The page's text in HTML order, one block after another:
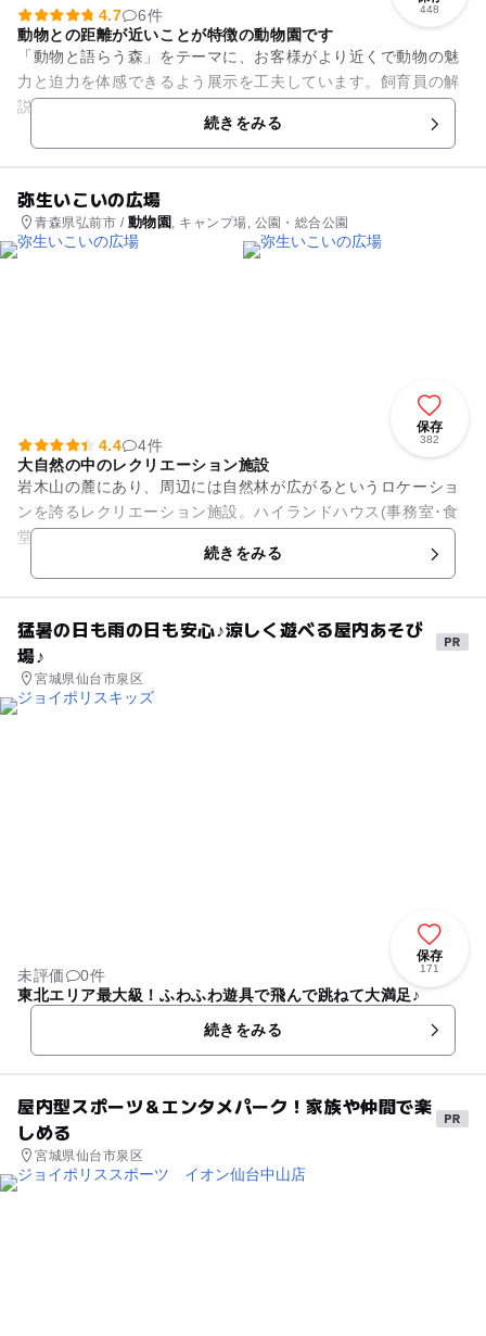
448
4.7
6件
動物との距離が近いことが特徴の動物園です
「動物と語らう森」をテーマに、お客様がより近くで動物の魅
力と迫力を体感できるよう展示を工夫しています。飼育員の解
説付きで動物たちの食事風景を見ることができる「まんまタイ
ム」や、間近でエサをあげら...続きをみる
弥生いこいの広場
青森県弘前市 / 動物園 , キャンプ場, 公園・総合公園
保存
382
4.4
4件
大自然の中のレクリエーション施設
岩木山の麓にあり、周辺には自然林が広がるというロケーショ
ンを誇るレクリエーション施設。ハイランドハウス(事務室･食
堂･休憩所)を中心に、ピクニック広場、動物広場、オートキャ
続きをみる
猛暑の日も雨の日も安心♪涼しく遊べる屋内あそび
場♪
宮城県仙台市泉区
保存
171
未評価
0件
東北エリア最大級！ふわふわ遊具で飛んで跳ねて大満足♪
続きをみる
屋内型スポーツ＆エンタメパーク！家族や仲間で楽
しめる
宮城県仙台市泉区